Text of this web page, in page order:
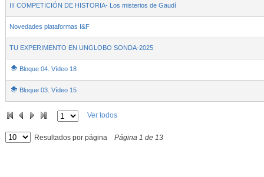
III COMPETICIÓN DE HISTORIA- Los misterios de Gaudí
Novedades plataformas I&F
TU EXPERIMENTO EN UNGLOBO SONDA-2025
Bloque 04. Vídeo 18
Bloque 03. Vídeo 15
Ver todos
Resultados por página Página 1 de 13